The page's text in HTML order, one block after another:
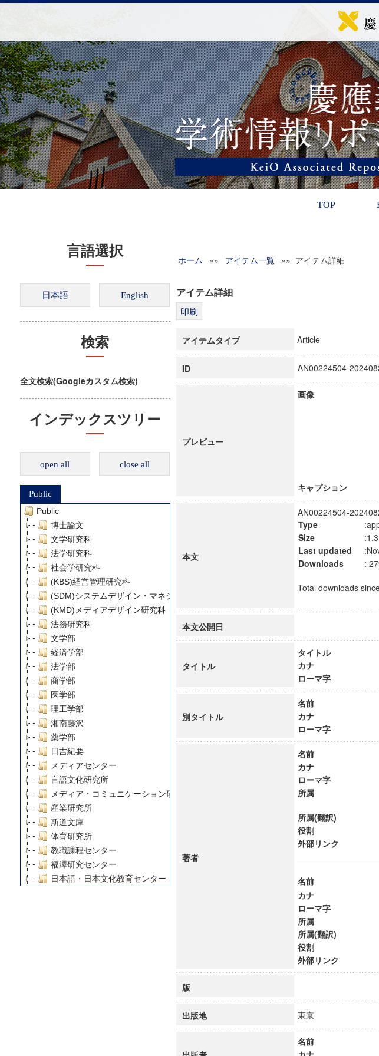
TOP
言語選択
検索
全文検索(Googleカスタム検索)
インデックスツリー
open all close all
Public
Public
博士論文
文学研究科
法学研究科
社会学研究科
(KBS)経営管理研究科
(SDM)システムデザイン・マネジメント研究科
(KMD)メディアデザイン研究科
法務研究科
文学部
経済学部
法学部
商学部
医学部
理工学部
湘南藤沢
薬学部
日吉紀要
メディアセンター
言語文化研究所
メディア・コミュニケーション研究所
産業研究所
斯道文庫
体育研究所
教職課程センター
福澤研究センター
日本語・日本文化教育センター
慶應義塾大学グローバルCOEプログラム市民社会ガバナンス教育研究センター
博士課程教育リーディングプログラム「超成熟社会発展のサイエンス」
ホーム »» アイテム一覧 »» アイテム詳細
アイテム詳細
アイテムタイプ Article
ID AN00224504-
プレビュー
画像
キャプション
本文
AN00224504-
Type
Size
Last updated
Downloads
:
Total downloads
本文公開日
タイトル
タイトル
カナ
ローマ字
別タイトル
名前
カナ
ローマ字
著者
名前
カナ
ローマ字
所属
所属(翻訳)
役割
外部リンク
名前
カナ
ローマ字
所属
所属(翻訳)
役割
外部リンク
版
出版地 東京
名前